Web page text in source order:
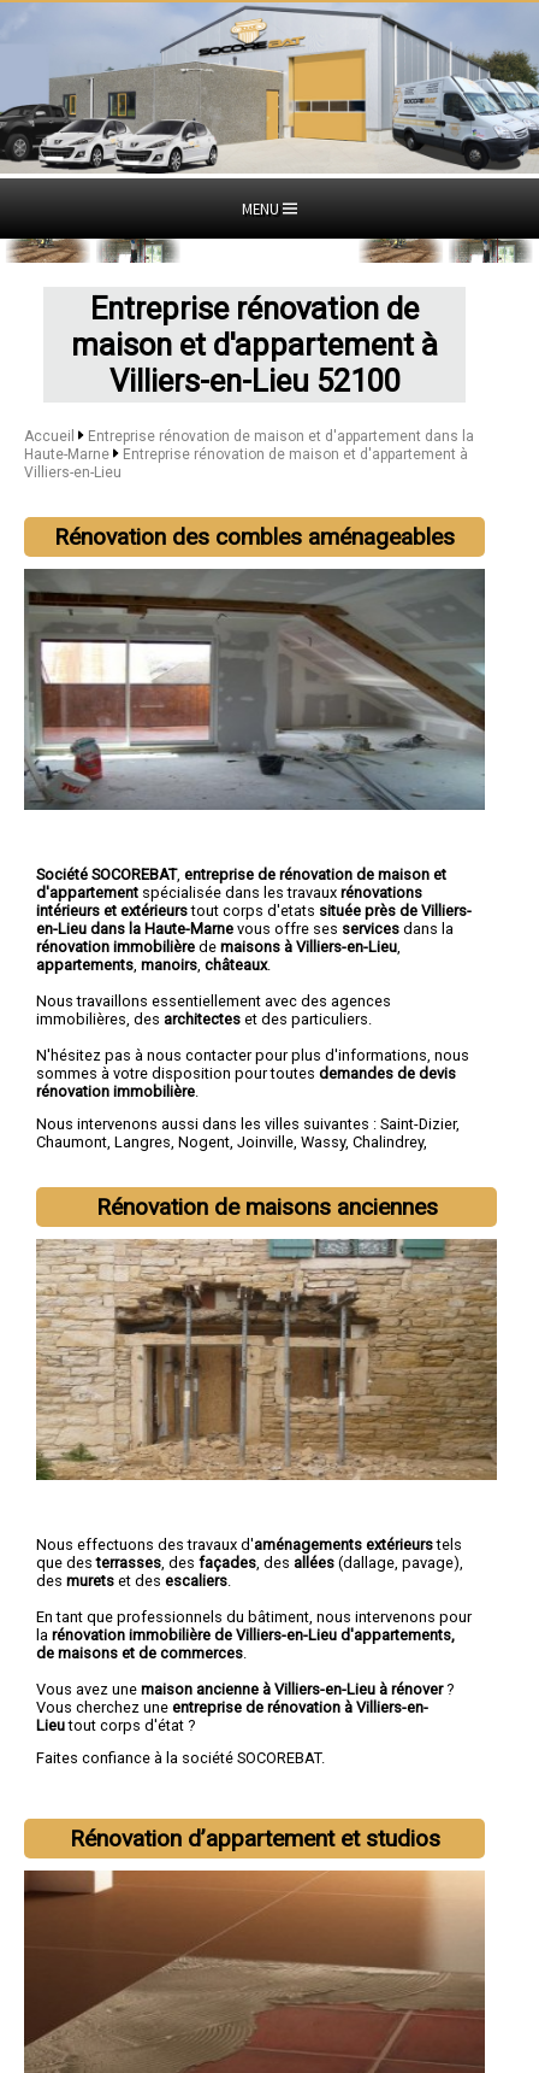
MENU
Entreprise rénovation de
maison et d'appartement à
Villiers-en-Lieu 52100
Accueil
Entreprise rénovation de maison et d'appartement dans la
Haute-Marne
Entreprise rénovation de maison et d'appartement à
Villiers-en-Lieu
Rénovation des combles aménageables
Société SOCOREBAT, entreprise de rénovation de maison et
d'appartement spécialisée dans les travaux rénovations
intérieurs et extérieurstout corps d'etats située près de Villiers-
en-Lieu dans la Haute-Marne vous offre ses services dans la
rénovation immobilière de maisons à Villiers-en-Lieu
appartements manoirs châteaux.
Nous travaillons essentiellement avec des agences
immobilières, des architectes et des particuliers.
N'hésitez pas à nous contacter pour plus d'informations, nous
sommes à votre disposition pour toutes demandes de devis
rénovation immobilière
Nous intervenons aussi dans les villes suivantes : Saint-Dizier,
Chaumont, Langres, Nogent, Joinville, Wassy, Chalindrey,
Rénovation de maisons anciennes
Nous effectuons des travaux d'aménagements extérieurstels
que desterrasses , des façades , des allées (dallage, pavage),
des murets et des escaliers
En tant que professionnels du bâtiment, nous intervenons pour
la rénovation immobilière de Villiers-en-Lieu d'appartements,
de maisons et de commerces
Vous avez une maison ancienne à Villiers-en-Lieu à rénover?
Vous cherchez une entreprise de rénovation à Villiers-en-
Lieutout corps d'état ?
Faites confiance à la société SOCOREBAT.
Rénovation d’appartement et studios